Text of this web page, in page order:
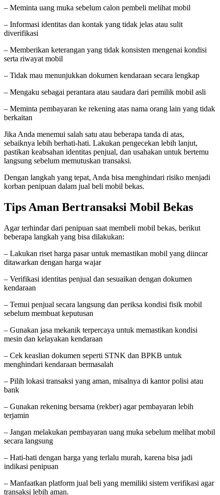
– Meminta uang muka sebelum calon pembeli melihat mobil
– Informasi identitas dan kontak yang tidak jelas atau sulit
diverifikasi
– Memberikan keterangan yang tidak konsisten mengenai kondisi
serta riwayat mobil
– Tidak mau menunjukkan dokumen kendaraan secara lengkap
– Mengaku sebagai perantara atau saudara dari pemilik mobil asli
– Meminta pembayaran ke rekening atas nama orang lain yang tidak
berkaitan
Jika Anda menemui salah satu atau beberapa tanda di atas,
sebaiknya lebih berhati-hati. Lakukan pengecekan lebih lanjut,
pastikan keabsahan identitas penjual, dan usahakan untuk bertemu
langsung sebelum memutuskan transaksi.
Dengan langkah yang tepat, Anda bisa menghindari risiko menjadi
korban penipuan dalam jual beli mobil bekas.
Tips Aman Bertransaksi Mobil Bekas
Agar terhindar dari penipuan saat membeli mobil bekas, berikut
beberapa langkah yang bisa dilakukan:
– Lakukan riset harga pasar untuk memastikan mobil yang diincar
ditawarkan dengan harga wajar
– Verifikasi identitas penjual dan sesuaikan dengan dokumen
kendaraan
– Temui penjual secara langsung dan periksa kondisi fisik mobil
sebelum membuat keputusan
– Gunakan jasa mekanik terpercaya untuk memastikan kondisi
mesin dan kelayakan kendaraan
– Cek keaslian dokumen seperti STNK dan BPKB untuk
menghindari kendaraan bermasalah
– Pilih lokasi transaksi yang aman, misalnya di kantor polisi atau
bank
– Gunakan rekening bersama (rekber) agar pembayaran lebih
terjamin
– Jangan melakukan pembayaran uang muka sebelum melihat mobil
secara langsung
– Hati-hati dengan harga yang terlalu murah, karena bisa jadi
indikasi penipuan
– Manfaatkan platform jual beli yang memiliki sistem verifikasi agar
transaksi lebih aman.